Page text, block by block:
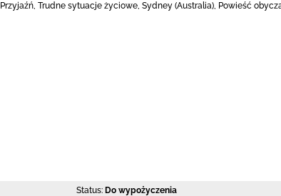
Trudne sytuacje życiowe, Sydney (Australia), Powieść
Status: Do wypożyczenia